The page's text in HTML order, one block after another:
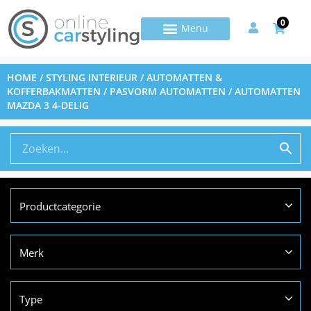
0
HOME /STYLING INTERIEUR /AUTOMATTEN &
KOFFERBAKMATTEN / PASVORM AUTOMATTEN / AUTOMATTEN
MAZDA 3 4-DELIG
Productcategorie
Merk
Type